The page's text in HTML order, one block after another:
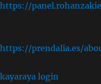
https://
https://prendalia.es/
kayaraya login